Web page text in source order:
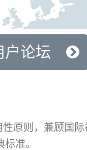
户论坛
原则，兼顾国
准。